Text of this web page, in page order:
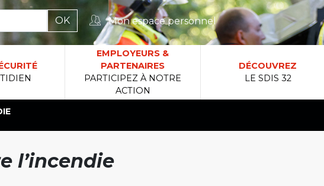
Mon espace personnel
EMPLOYEURS &
PARTENAIRES
PARTICIPEZ À NOTRE
ACTION
DÉCOUVREZ
LE SDIS 32
l’incendie